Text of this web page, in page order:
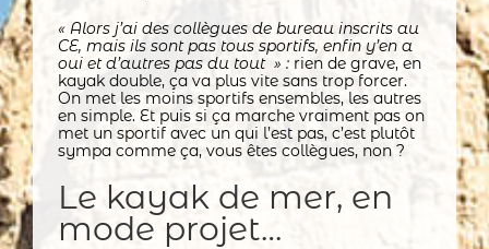
« Alors j’ai des collègues de bureau inscrits au
CE, mais ils sont pas tous sportifs, enfin y’en a
oui et d’autres pas du tout » : rien de grave, en
kayak double, ça va plus vite sans trop forcer.
On met les moins sportifs ensembles, les autres
en simple. Et puis si ça marche vraiment pas on
met un sportif avec un qui l’est pas, c’est plutôt
sympa comme ça, vous êtes collègues, non ?
Le kayak de mer, en
mode projet…